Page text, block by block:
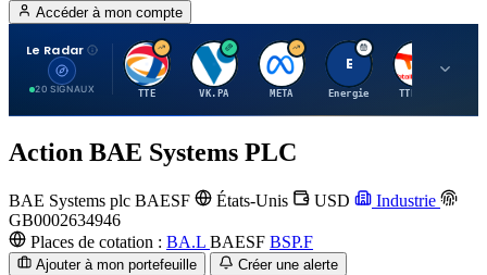
Accéder à mon compte
Le Radar
20 SIGNAUX
T
TTE
V
VK.PA
M
META
E
Energie
T
TTE.PA
Action BAE Systems PLC
BAE Systems plc BAESF États-Unis USD
Industrie
GB0002634946
Places de cotation : BA.L BAESF BSP.F
Ajouter à mon portefeuille Créer une alerte